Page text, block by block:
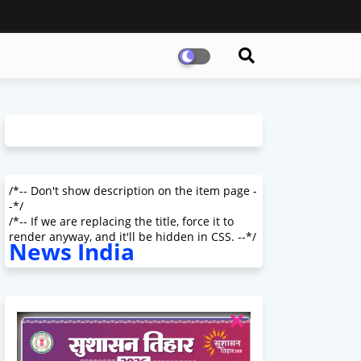
/*-- Don't show description on the item page -
-*/
/*-- If we are replacing the title, force it to
render anyway, and it'll be hidden in CSS. --*/
News India